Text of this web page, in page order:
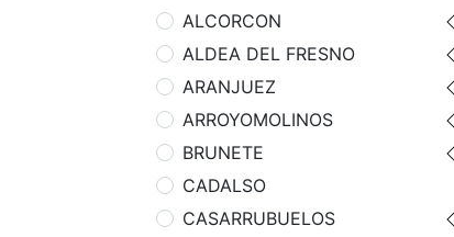
ALCORCON
ALDEA DEL FRESNO
ARANJUEZ
ARROYOMOLINOS
BRUNETE
CADALSO
CASARRUBUELOS